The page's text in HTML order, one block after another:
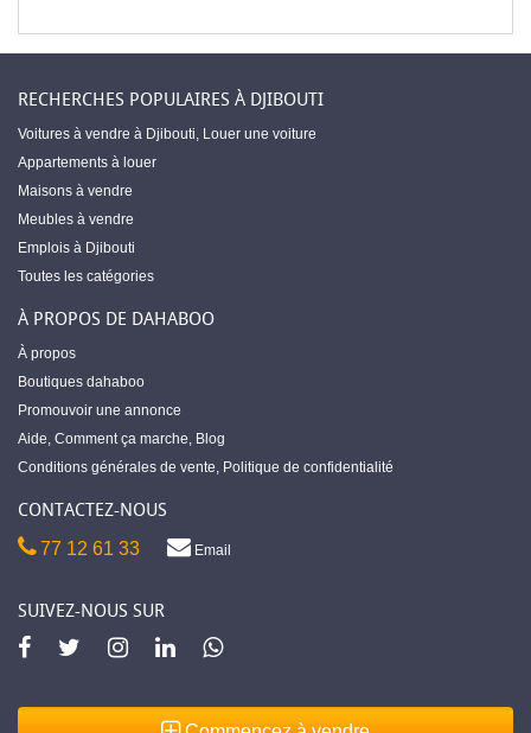
RECHERCHES POPULAIRES À DJIBOUTI
Voitures à vendre à Djibouti, Louer une voiture
Appartements à louer
Maisons à vendre
Meubles à vendre
Emplois à Djibouti
Toutes les catégories
À PROPOS DE DAHABOO
À propos
Boutiques dahaboo
Promouvoir une annonce
Aide, Comment ça marche, Blog
Conditions générales de vente, Politique de confidentialité
CONTACTEZ-NOUS
77 12 61 33 Email
SUIVEZ-NOUS SUR